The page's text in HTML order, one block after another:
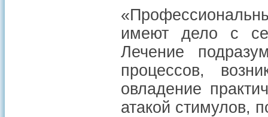
имеют дело с
Лечение
процессов,
овладение
атакой стимулов,